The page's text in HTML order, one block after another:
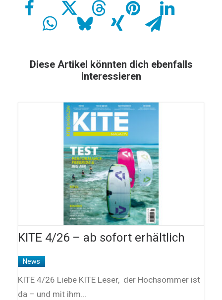
Diese Artikel könnten dich ebenfalls
interessieren
KITE 4/26 – ab sofort erhältlich
News
KITE 4/26 Liebe KITE Leser, der Hochsommer ist
da – und mit ihm…